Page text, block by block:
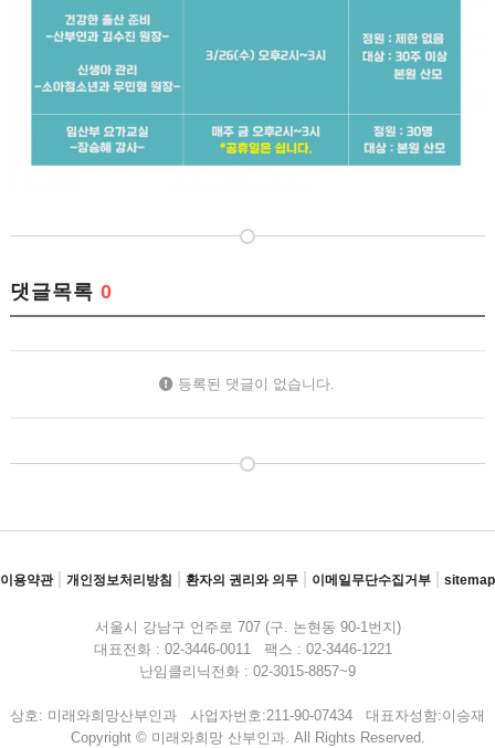
댓글목록0
등록된 댓글이 없습니다.
이용약관 개인정보처리방침 환자의 권리와 의무 이메일무단수집거부 sitemap
서울시 강남구 언주로 707 (구. 논현동 90-1번지)
대표전화 : 02-3446-0011 팩스 : 02-3446-1221
난임클리닉전화 : 02-3015-8857~9
상호: 미래와희망산부인과 사업자번호:211-90-07434 대표자성함:이승재
Copyright © 미래와희망 산부인과. All Rights Reserved.